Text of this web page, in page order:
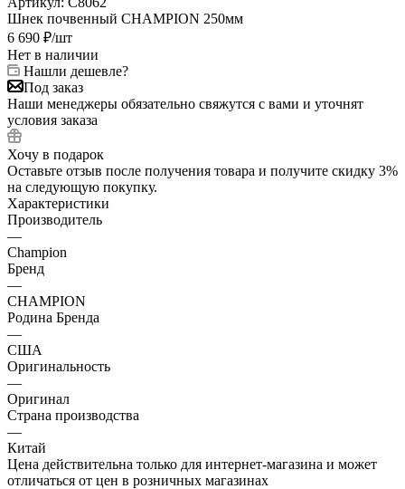
Шнек почвенный CHAMPION 250мм
6 690 ₽/шт
Нет в наличии
Нашли дешевле?
Под заказ
Наши менеджеры обязательно свяжутся с вами и уточнят
условия заказа
Хочу в подарок
Оставьте отзыв после получения товара и получите скидку 3%
на следующую покупку.
Характеристики
Производитель
—
Champion
Бренд
—
CHAMPION
Родина Бренда
—
США
Оригинальность
—
Оригинал
Страна производства
—
Китай
Цена действительна только для интернет-магазина и может
отличаться от цен в розничных магазинах